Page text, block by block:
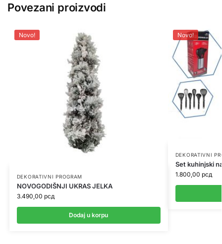
Povezani proizvodi
Novo!
DEKORATIVNI PROGRAM
NOVOGODIŠNJI UKRAS JELKA
3.490,00 рсд
Dodaj u korpu
Novo!
DEKORATIVNI
Set kuhinjski
1.800,00 рсд